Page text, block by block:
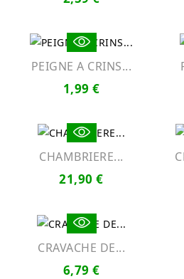
PEIGNE A CRINS...
1,99 €
CHAMBRIERE...
21,90 €
Produit Indisponible
CRAVACHE DE...
6,79 €